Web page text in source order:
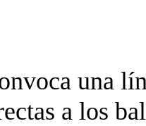
una
a los